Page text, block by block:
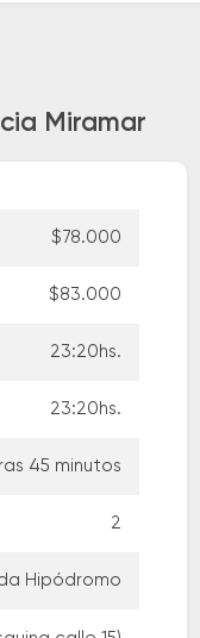
Miramar
$78.000
$83.000
23:20hs.
23:20hs.
45 minutos
2
Hipódromo